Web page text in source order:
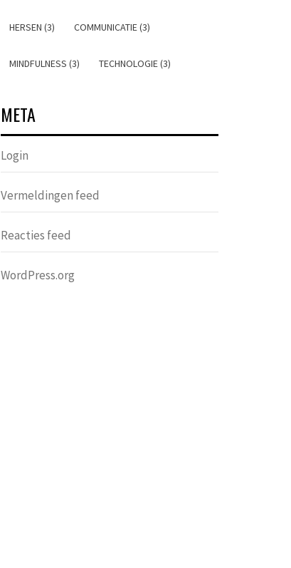
HERSEN (3) COMMUNICATIE (3)
MINDFULNESS (3) TECHNOLOGIE (3)
META
Login
Vermeldingen feed
Reacties feed
WordPress.org